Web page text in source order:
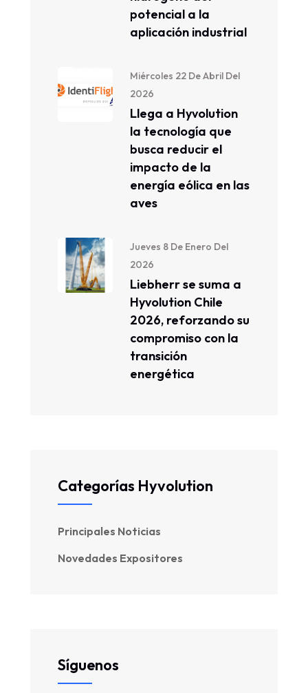
potencial a la
aplicación industrial
Miércoles 22 De Abril Del
2026
Llega a Hyvolution
la tecnología que
busca reducir el
impacto de la
energía eólica en las
aves
Jueves 8 De Enero Del
2026
Liebherr se suma a
Hyvolution Chile
2026, reforzando su
compromiso con la
transición
energética
Categorías Hyvolution
Principales Noticias
Novedades Expositores
Síguenos